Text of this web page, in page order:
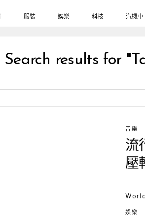
服裝 娛樂 科技 汽機車
Search results for
音樂
流
壓
娛樂